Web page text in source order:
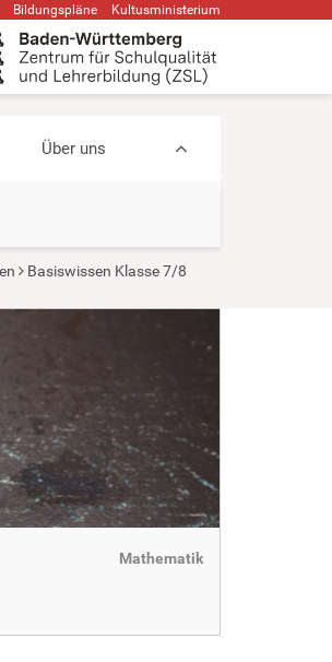
Bildungspläne Kultusministerium
Über uns
Basiswissen Klasse 7/8
Mathematik